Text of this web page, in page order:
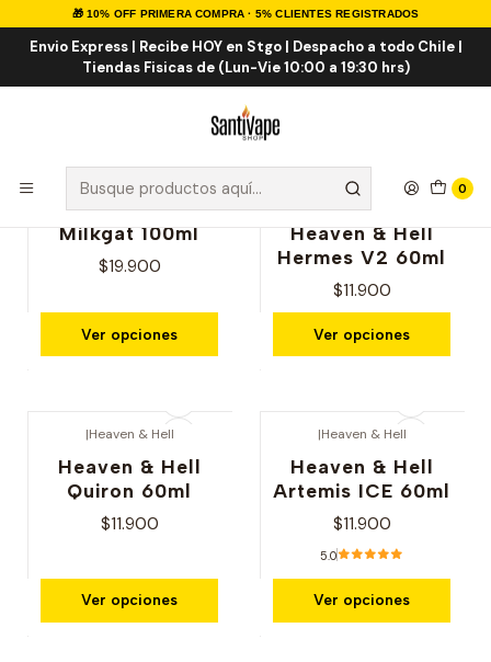
🎁 10% OFF PRIMERA COMPRA · 5% CLIENTES REGISTRADOS
Envio Express | Recibe HOY en Stgo | Despacho a todo Chile |
Tiendas Fisicas de (Lun-Vie 10:00 a 19:30 hrs)
0
Inicio Marcas Eliquid
Marcas Eliquid
Yami Vapor
Milkgat 100ml
$19.900
Ver opciones
Heaven & Hell
Heaven & Hell
Hermes V2 60ml
$11.900
Ver opciones
|Heaven & Hell
Heaven & Hell
Quiron 60ml
$11.900
Ver opciones
|Heaven & Hell
Heaven & Hell
Artemis ICE 60ml
$11.900
5.0
Ver opciones